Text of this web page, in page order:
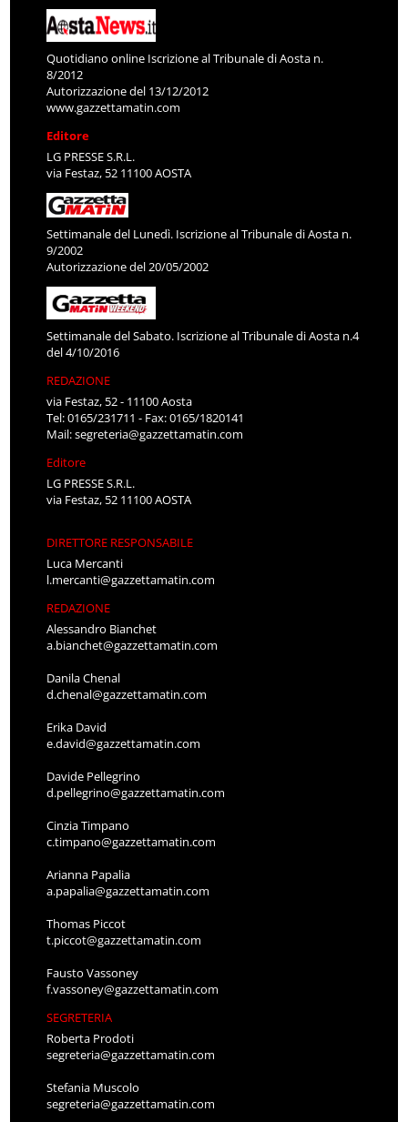
Quotidiano online Iscrizione al Tribunale di Aosta n.
8/2012
Autorizzazione del 13/12/2012
www.gazzettamatin.com
Editore
LG PRESSE S.R.L.
via Festaz, 52 11100 AOSTA
Settimanale del Lunedì. Iscrizione al Tribunale di Aosta n.
9/2002
Autorizzazione del 20/05/2002
Settimanale del Sabato. Iscrizione al Tribunale di Aosta n.4
del 4/10/2016
REDAZIONE
via Festaz, 52 - 11100 Aosta
Tel: 0165/231711 - Fax: 0165/1820141
Mail:segreteria@gazzettamatin.com
Editore
LG PRESSE S.R.L.
via Festaz, 52 11100 AOSTA
DIRETTORE RESPONSABILE
Luca Mercanti
l.mercanti@gazzettamatin.com
REDAZIONE
Alessandro Bianchet
a.bianchet@gazzettamatin.com
Danila Chenal
d.chenal@gazzettamatin.com
Erika David
e.david@gazzettamatin.com
Davide Pellegrino
d.pellegrino@gazzettamatin.com
Cinzia Timpano
c.timpano@gazzettamatin.com
Arianna Papalia
a.papalia@gazzettamatin.com
Thomas Piccot
t.piccot@gazzettamatin.com
Fausto Vassoney
f.vassoney@gazzettamatin.com
SEGRETERIA
Roberta Prodoti
segreteria@gazzettamatin.com
Stefania Muscolo
segreteria@gazzettamatin.com